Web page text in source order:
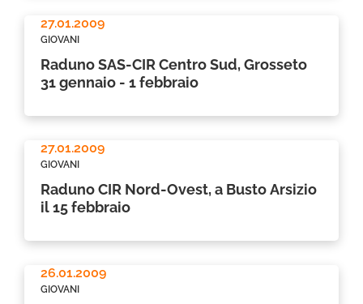
27.01.2009
GIOVANI
Raduno SAS-CIR Centro Sud, Grosseto
31 gennaio - 1 febbraio
27.01.2009
GIOVANI
Raduno CIR Nord-Ovest, a Busto Arsizio
il 15 febbraio
26.01.2009
GIOVANI